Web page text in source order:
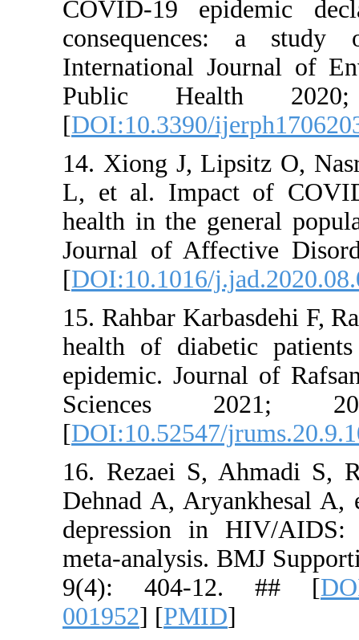
COVID-
Public
[
14. Xiong
L, et al.
health in
Journal of
[
15. Rahbar
health of
epidemic.
[
16.
Dehnad A,
meta-
9(4):